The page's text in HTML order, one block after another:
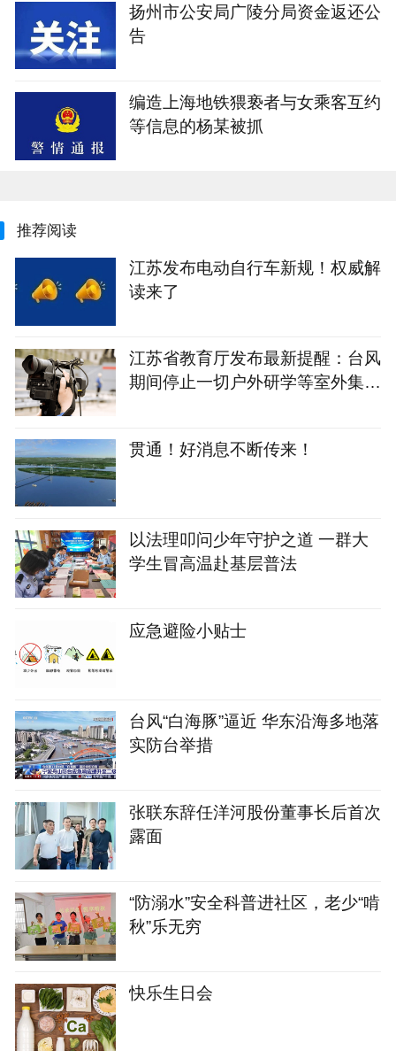
扬州市公安局广陵分局资金返还公
告
编造上海地铁猥亵者与女乘客互约
等信息的杨某被抓
推荐阅读
江苏发布电动自行车新规！权威解
读来了
江苏省教育厅发布最新提醒：台风
期间停止一切户外研学等室外集体
贯通！好消息不断传来！
以法理叩问少年守护之道 一群大
学生冒高温赴基层普法
应急避险小贴士
台风“白海豚”逼近 华东沿海多地落
实防台举措
张联东辞任洋河股份董事长后首次
露面
“防溺水”安全科普进社区，老少“啃
秋”乐无穷
快乐生日会